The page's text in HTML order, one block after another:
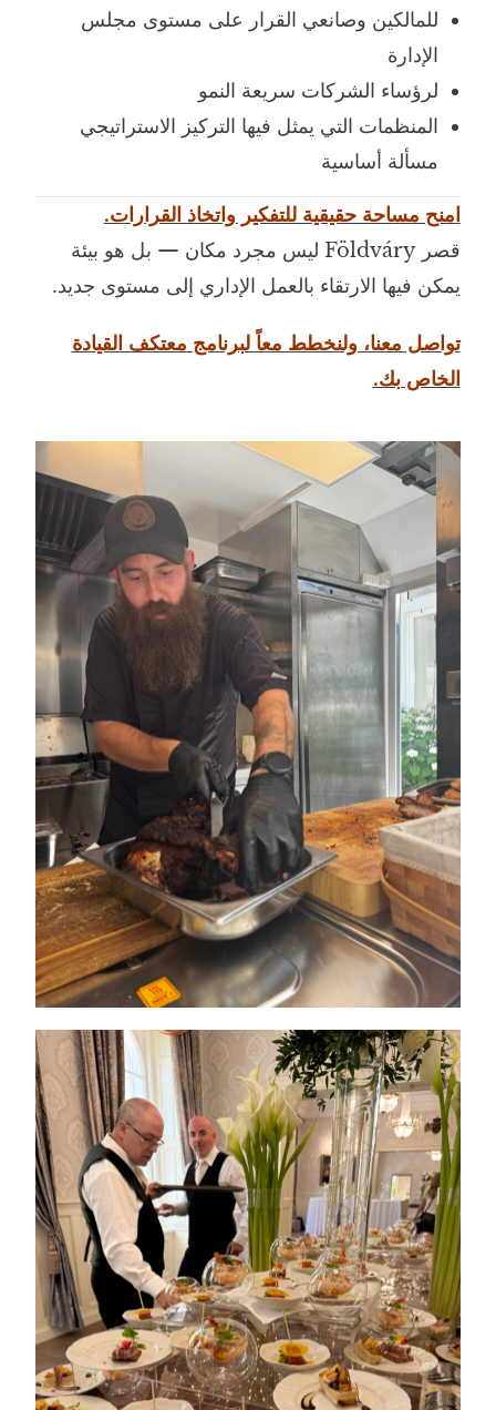
للمالكين وصانعي القرار على مستوى مجلس
الإدارة
لرؤساء الشركات سريعة النمو
المنظمات التي يمثل فيها التركيز الاستراتيجي
مسألة أساسية
امنح مساحة حقيقية للتفكير واتخاذ القرارات.
قصر Földváry ليس مجرد مكان — بل هو بيئة
يمكن فيها الارتقاء بالعمل الإداري إلى مستوى جديد.
تواصل معنا، ولنخطط معاً لبرنامج معتكف القيادة
الخاص بك.